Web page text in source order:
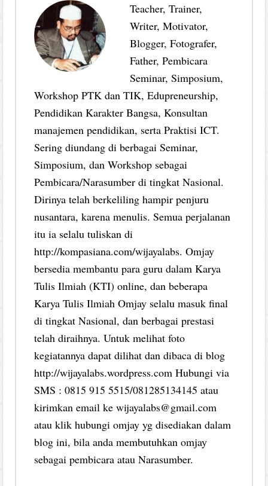
Teacher, Trainer,
Writer, Motivator,
Blogger, Fotografer,
Father, Pembicara
Seminar, Simposium,
Workshop PTK dan TIK, Edupreneurship,
Pendidikan Karakter Bangsa, Konsultan
manajemen pendidikan, serta Praktisi ICT.
Sering diundang di berbagai Seminar,
Simposium, dan Workshop sebagai
Pembicara/Narasumber di tingkat Nasional.
Dirinya telah berkeliling hampir penjuru
nusantara, karena menulis. Semua perjalanan
itu ia selalu tuliskan di
http://kompasiana.com/wijayalabs. Omjay
bersedia membantu para guru dalam Karya
Tulis Ilmiah (KTI) online, dan beberapa
Karya Tulis Ilmiah Omjay selalu masuk final
di tingkat Nasional, dan berbagai prestasi
telah diraihnya. Untuk melihat foto
kegiatannya dapat dilihat dan dibaca di blog
http://wijayalabs.wordpress.com Hubungi via
SMS : 0815 915 5515/081285134145 atau
kirimkan email ke wijayalabs@gmail.com
atau klik hubungi omjay yg disediakan dalam
blog ini, bila anda membutuhkan omjay
sebagai pembicara atau Narasumber.